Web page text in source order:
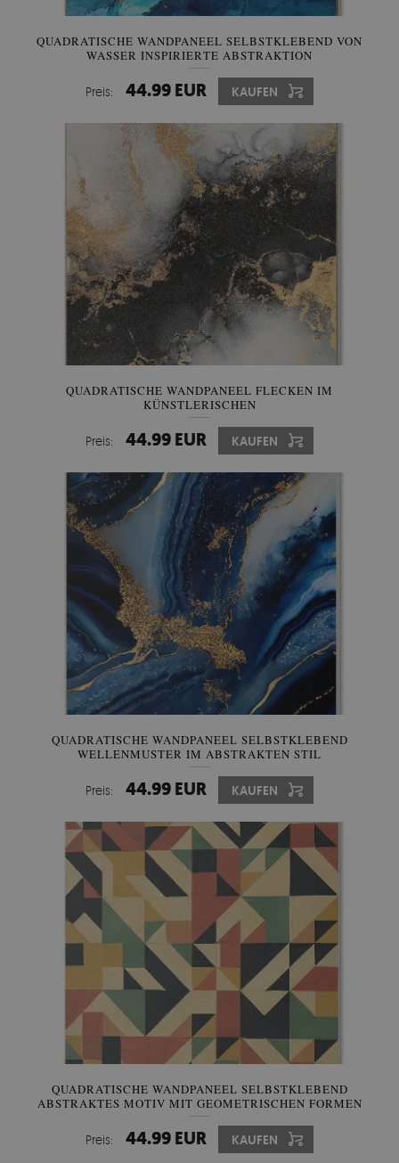
QUADRATISCHE WANDPANEEL SELBSTKLEBEND VON
WASSER INSPIRIERTE ABSTRAKTION
Preis: 44.99 EUR KAUFEN
QUADRATISCHE WANDPANEEL FLECKEN IM
KÜNSTLERISCHEN
Preis: 44.99 EUR KAUFEN
QUADRATISCHE WANDPANEEL SELBSTKLEBEND
WELLENMUSTER IM ABSTRAKTEN STIL
Preis: 44.99 EUR KAUFEN
QUADRATISCHE WANDPANEEL SELBSTKLEBEND
ABSTRAKTES MOTIV MIT GEOMETRISCHEN FORMEN
Preis: 44.99 EUR KAUFEN